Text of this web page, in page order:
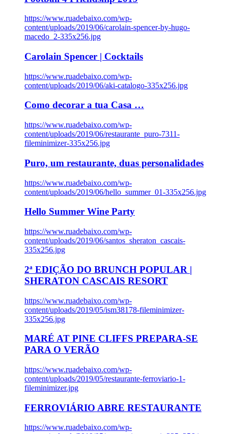
https://www.ruadebaixo.com/wp-
content/uploads/2019/06/carolain-spencer-by-hugo-
macedo_2-335x256.jpg
Carolain Spencer | Cocktails
https://www.ruadebaixo.com/wp-
content/uploads/2019/06/aki-catalogo-335x256.jpg
Como decorar a tua Casa …
https://www.ruadebaixo.com/wp-
content/uploads/2019/06/restaurante_puro-7311-
fileminimizer-335x256.jpg
Puro, um restaurante, duas personalidades
https://www.ruadebaixo.com/wp-
content/uploads/2019/06/hello_summer_01-335x256.jpg
Hello Summer Wine Party
https://www.ruadebaixo.com/wp-
content/uploads/2019/06/santos_sheraton_cascais-
335x256.jpg
2ª EDIÇÃO DO BRUNCH POPULAR |
SHERATON CASCAIS RESORT
https://www.ruadebaixo.com/wp-
content/uploads/2019/05/ism38178-fileminimizer-
335x256.jpg
MARÉ AT PINE CLIFFS PREPARA-SE
PARA O VERÃO
https://www.ruadebaixo.com/wp-
content/uploads/2019/05/restaurante-ferroviario-1-
fileminimizer.jpg
FERROVIÁRIO ABRE RESTAURANTE
https://www.ruadebaixo.com/wp-